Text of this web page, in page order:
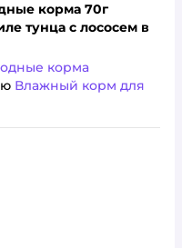
корма 70г
тунца с лососем в
корма
Влажный корм для